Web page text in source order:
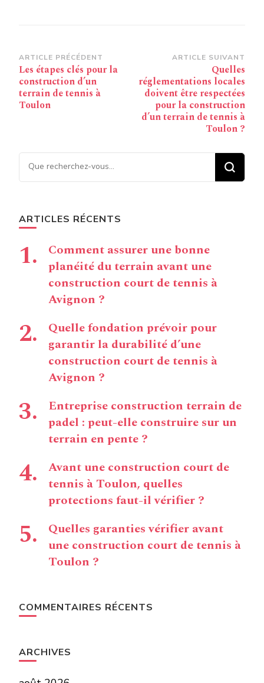
Navigation
d’article
ARTICLE PRÉCÉDENT
Les étapes clés pour la
construction d’un
terrain de tennis à
Toulon
ARTICLE SUIVANT
Quelles
réglementations locales
doivent être respectées
pour la construction
d’un terrain de tennis à
Toulon ?
Vous recherchiez quelque
chose ?
ARTICLES RÉCENTS
Comment assurer une bonne
planéité du terrain avant une
construction court de tennis à
Avignon ?
Quelle fondation prévoir pour
garantir la durabilité d’une
construction court de tennis à
Avignon ?
Entreprise construction terrain de
padel : peut-elle construire sur un
terrain en pente ?
Avant une construction court de
tennis à Toulon, quelles
protections faut-il vérifier ?
Quelles garanties vérifier avant
une construction court de tennis à
Toulon ?
COMMENTAIRES RÉCENTS
ARCHIVES